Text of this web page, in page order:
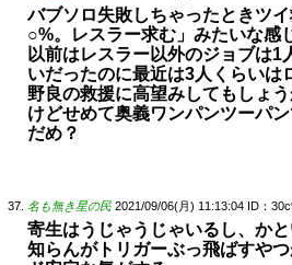
バブソロ失敗しちゃったときツ
○%。レスラー求む」みたいな感
以前はレスラー以外のジョブは1
いだったのに最近は3人くらいは
野良の救援に高望みしてもしょ
けどせめて奥義ワンパンツーパ
だめ？
名も無き星の民 2021/09/06(月) 11:13:04 ID：
寄生はうじゃうじゃいるし、か
知らんがトリガーぶっ飛ばすや